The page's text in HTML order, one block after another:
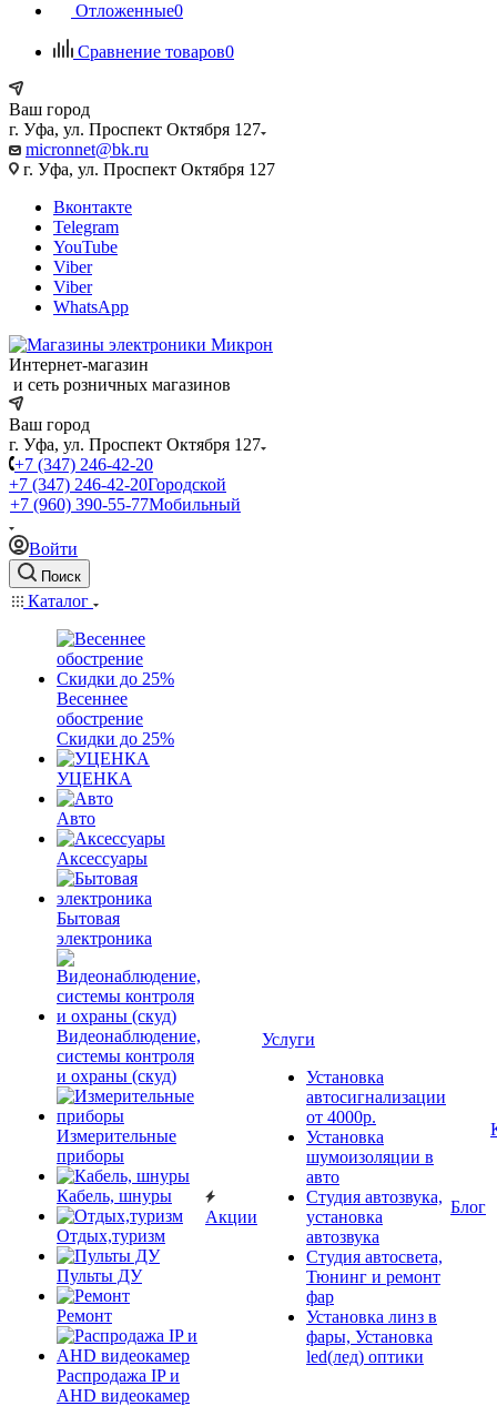
Отложенные0
Сравнение товаров0
Ваш город
г. Уфа, ул. Проспект Октября 127
micronnet@bk.ru
г. Уфа, ул. Проспект Октября 127
Вконтакте
Telegram
YouTube
Viber
Viber
WhatsApp
Интернет-магазин
и сеть розничных магазинов
Ваш город
г. Уфа, ул. Проспект Октября 127
+7 (347) 246-42-20
+7 (347) 246-42-20Городской
+7 (960) 390-55-77Мобильный
Войти
Поиск
Каталог
Весеннее
обострение
Скидки до 25%
УЦЕНКА
Авто
Аксессуары
Бытовая
электроника
Видеонаблюдение,
системы контроля
и охраны (скуд)
Измерительные
приборы
Кабель, шнуры
Отдых,туризм
Пульты ДУ
Ремонт
Распродажа IP и
AHD видеокамер
Акции
Услуги
Установка
автосигнализации
от 4000р.
Установка
шумоизоляции в
авто
Студия автозвука,
установка
автозвука
Студия автосвета,
Тюнинг и ремонт
фар
Установка линз в
фары, Установка
led(лед) оптики
Блог